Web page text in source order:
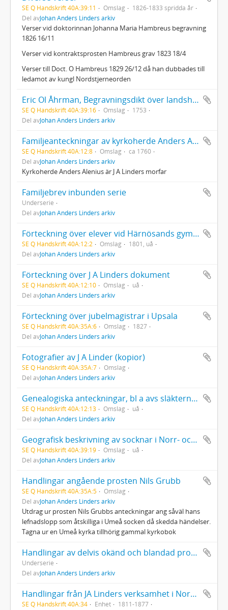
SE Q Handskrift 40A:39:11 Omslag
1826-1833 spridda år
Del avJohan Anders Linders arkiv
Verser vid doktorinnan Johanna Maria Hambreus begravning
1826 16/11
Verser vid kontraktsprosten Hambreus grav 1823 18/4
Verser till Doct. O Hambreus 1829 26/12 då han dubbades till
ledamot av kungl Nordstjerneorden
Eric Ol Åhrman, Begravningsdikt över landshövding Gabriel Gyllengrip
SE Q Handskrift 40A:39:16 Omslag
1753
Del avJohan Anders Linders arkiv
Familjeanteckningar av kyrkoherde Anders Alenius i Arvidsjaur
SE Q Handskrift 40A:12:8 Omslag
ca 1760
Del avJohan Anders Linders arkiv
Kyrkoherde Anders Alenius är J A Linders morfar
Familjebrev inbunden serie
Underserie
Del avJohan Anders Linders arkiv
Förteckning över elever vid Härnösands gymnasium
SE Q Handskrift 40A:12:2 Omslag
1801, uå
Del avJohan Anders Linders arkiv
Förteckning över J A Linders dokument
SE Q Handskrift 40A:12:10 Omslag
uå
Del avJohan Anders Linders arkiv
Förteckning över jubelmagistrar i Upsala
SE Q Handskrift 40A:35A:6 Omslag
1827
Del avJohan Anders Linders arkiv
Fotografier av J A Linder (kopior)
SE Q Handskrift 40A:35A:7
Omslag
Del avJohan Anders Linders arkiv
Genealogiska anteckningar, bl a avs släkterna Alenius och Fant
SE Q Handskrift 40A:12:13 Omslag
uå
Del avJohan Anders Linders arkiv
Geografisk beskrivning av socknar i Norr- och Västerbotten (okänd proveniens)
SE Q Handskrift 40A:39:19 Omslag
uå
Del avJohan Anders Linders arkiv
Handlingar angående prosten Nils Grubb
SE Q Handskrift 40A:35A:5
Omslag
Del avJohan Anders Linders arkiv
Utdrag ur prosten Nils Grubbs anteckningar ang såväl hans
lefnadslopp som åtskilliga i Umeå socken då skedda händelser.
Tagna ur en Umeå kyrka tillhörig gammal kyrkobok
Handlingar av delvis okänd och blandad proveniens
Underserie
Del avJohan Anders Linders arkiv
Handlingar från JA Linders verksamhet i Norsjö och Umeå
SE Q Handskrift 40A:34 Enhet
1811-1877